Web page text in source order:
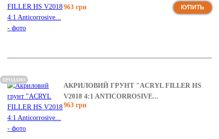
963 грн
КУПИТЬ
АКРИЛОВИЙ ГРУНТ "ACRYL FILLER HS
V2018 4:1 ANTICORROSIVE...
963 грн
ПРОДАНО